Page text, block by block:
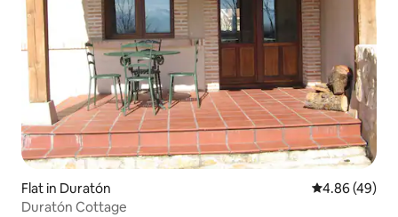
Flat in Duratón 4.86 out of 5
4.86 (49)
Duratón Cottage